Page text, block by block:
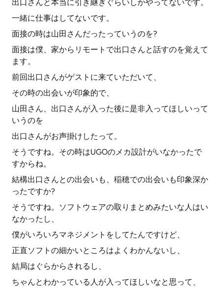
出口さんと本当に引き継ぎぐらいしかやってないです。
一緒に仕事はしてないです。
面接の時は山田さんだったっていうのを?
面接は僕、家からリモートで出口さんと話すのを覚えて
ます。
前回出口さんがゲストに来ていただいて、
その時の出会いが印象的で、
山田さん、出口さんが入った後に是非入ってほしいって
いうのを
出口さんがお声掛けしたって。
そうですね。その時はUGOのメカ設計がいなかったで
すからね。
結構出口さんとの出会いも、稲穂での出会いも印象深か
ったですか?
そうですね。ソフトウェアの取りまとめみたいな人はい
なかったし、
僕がいろいろマネジメントをしてたんですけど、
正直ソフトの細かいところはよくわかんないし、
結局はぐらからされるし、
ちゃんとわかっている人が入ってほしいなと思って、